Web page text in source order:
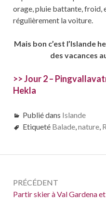
orage, pluie battante, froid,
régulièrement la voiture.
Mais bon c’est l’Islande
des vacances
>> Jour 2 –
Hekla
Publié dans Islande
Etiqueté Balade,nature,
de
PRÉCÉDENT
Précédent :
Partir skier à Val Gardena